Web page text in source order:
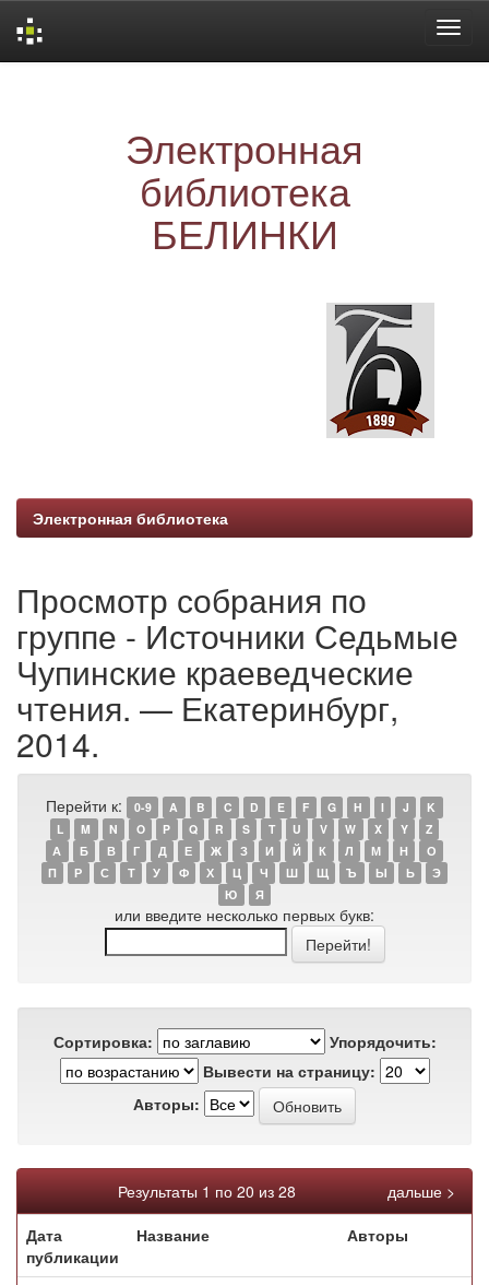
Электронная
библиотека
БЕЛИНКИ
Электронная библиотека
Просмотр собрания по
группе - Источники Седьмые
Чупинские краеведческие
чтения. — Екатеринбург,
2014.
Перейти к: 0-9 A B C D E F G H I J
K
L
M N O P Q R S T U V W X Y
Z
А
Б В Г Д Е Ж З И Й К Л М Н
О
П
Р С Т У Ф Х Ц Ч Ш Щ Ъ Ы Ь
Э
Ю
Я
или введите несколько первых букв:
Сортировка:
Упорядочить:
Вывести на страницу:
Авторы:
Результаты 1 по 20 из 28
дальше >
Дата
публикации
Название Авторы